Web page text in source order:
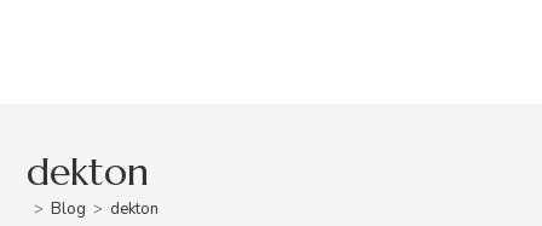
dekton
> Blog > dekton